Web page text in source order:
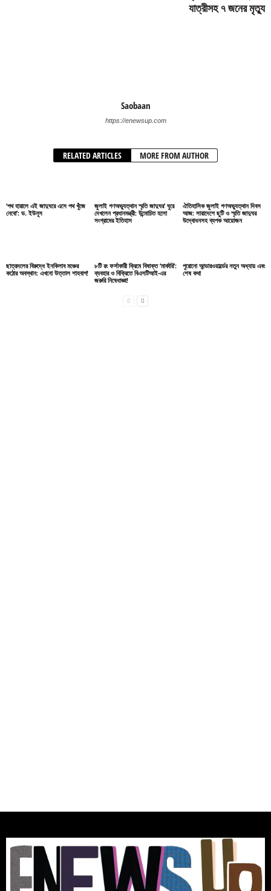
যাত্রীসহ ৭ জনের মৃত্যু
Saobaan
https://enewsup.com
RELATED ARTICLES MORE FROM AUTHOR
‘পথ হারালে এই জাদুঘরে এসে পথ খুঁজে
নেবো’: ড. ইউনূস
জুলাই গণঅভ্যুত্থান স্মৃতি জাদুঘর’ ঘুরে
দেখলেন প্রধানমন্ত্রী: উন্মোচিত হলো
সংগ্রামের ইতিহাস
ঐতিহাসিক জুলাই গণঅভ্যুত্থান দিবস
আজ: সারাদেশে ছুটি ও স্মৃতি জাদুঘর
উদ্বোধনসহ ব্যপক আয়োজন
ছাত্রদলের বিরুদ্ধে ইনকিলাব মঞ্চের
কঠোর অবস্থান: এখনো উত্তাল শাহবাগ!
৮টি রং ফর্সাকারী ক্রিমে বিষাক্ত ‘মার্কারি’:
ব্যবহার ও বিক্রিতে বিএসটিআই-এর
জরুরি নিষেধাজ্ঞা!
পুরোনো আন্ডারওয়ার্ল্ডের নতুন অধ্যায় এবং
শেষ কথা